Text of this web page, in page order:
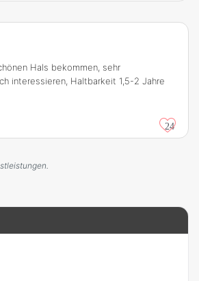
Hals bekommen, sehr
interessieren, Haltbarkeit 1,5-2 Jahre
24